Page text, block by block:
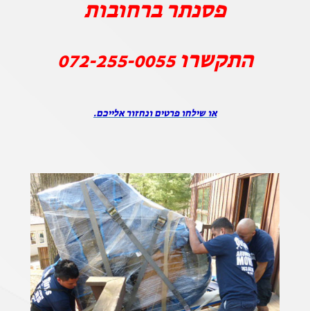
פסנתר ברחובות
התקשרו072-255-0055
או שילחו פרטים ונחזור אלייכם.